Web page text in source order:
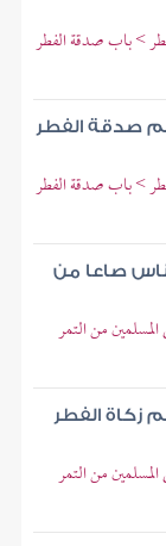
> باب صدقة الفطر
صدقة الفطر
> باب صدقة الفطر
صاعا من
من التمر
زكاة الفطر
من التمر